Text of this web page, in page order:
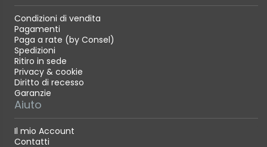
Condizioni di vendita
Pagamenti
Paga a rate (by Consel)
Spedizioni
Ritiro in sede
Privacy & cookie
Diritto di recesso
Garanzie
Aiuto
Il mio Account
Contatti